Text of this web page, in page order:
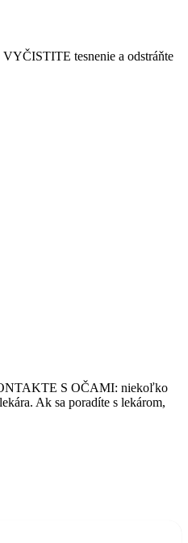
tesnenie a odstráňte
S OČAMI: niekoľko
Ak sa poradíte s lekárom,